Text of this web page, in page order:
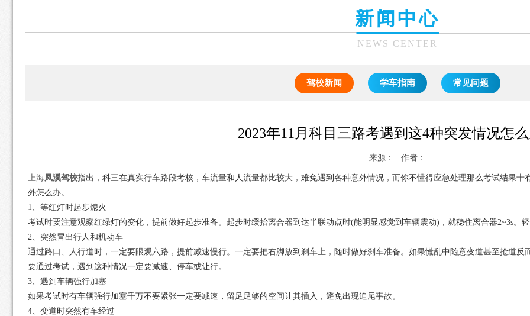
新闻中心
NEWS CENTER
驾校新闻 学车指南 常见问题
2023年11月科目三路考遇到这4种突发情况怎
来源： 作者：
上海凤溪驾校指出，科三在真实行车路段考核，车流量和人流量都比较大，难免遇到各种意外情况，而你不懂得应急处理那么考试结果
外怎么办。
1、等红灯时起步熄火
考试时要注意观察红绿灯的变化，提前做好起步准备。起步时缓抬离合器到达半联动点时(能明显感觉到车辆震动)，就稳住离合器2~3s。
2、突然冒出行人和机动车
通过路口、人行道时，一定要眼观六路，提前减速慢行。一定要把右脚放到刹车上，随时做好刹车准备。如果慌乱中随意变道甚至抢道
要通过考试，遇到这种情况一定要减速、停车或让行。
3、遇到车辆强行加塞
如果考试时有车辆强行加塞千万不要紧张一定要减速，留足足够的空间让其插入，避免出现追尾事故。
4、变道时突然有车经过